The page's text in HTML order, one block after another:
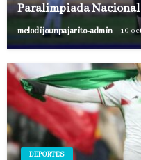
Paralimpiada Nacional
melodijounpajarito-admin 10
DEPORTES